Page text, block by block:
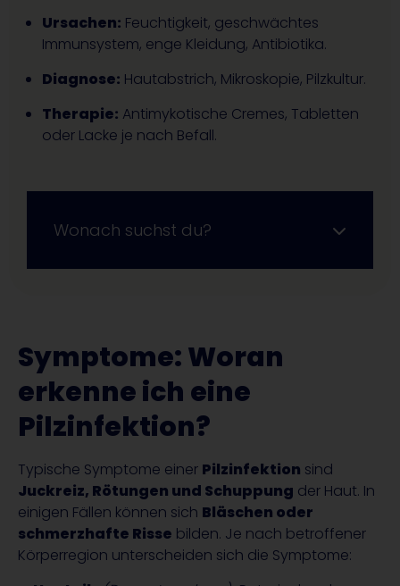
Ursachen: Feuchtigkeit, geschwächtes
Immunsystem, enge Kleidung, Antibiotika.
Diagnose: Hautabstrich, Mikroskopie, Pilzkultur.
Therapie: Antimykotische Cremes, Tabletten
oder Lacke je nach Befall.
Wonach suchst du?
Symptome: Woran
erkenne ich eine
Pilzinfektion?
Typische Symptome einer Pilzinfektion sind
Juckreiz, Rötungen und Schuppung der Haut. In
einigen Fällen können sich Bläschen oder
schmerzhafte Risse bilden. Je nach betroffener
Körperregion unterscheiden sich die Symptome: